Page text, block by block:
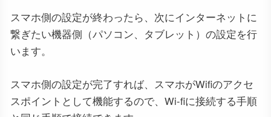
スマホ側の設定が終わったら、次にインターネットに
繋ぎたい機器側（パソコン、タブレット）の設定を行
います。
スマホ側の設定が完了すれば、スマホがWifiのアクセ
スポイントとして機能するので、Wi-fiに接続する手順